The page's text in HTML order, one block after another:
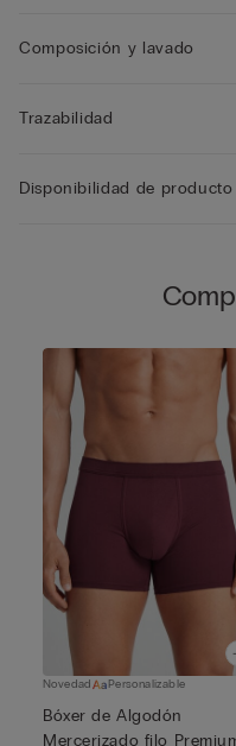
Composición y lavado
Trazabilidad
Disponibilidad de
Novedad Personalizable
Bóxer de Algodón
Mercerizado filo